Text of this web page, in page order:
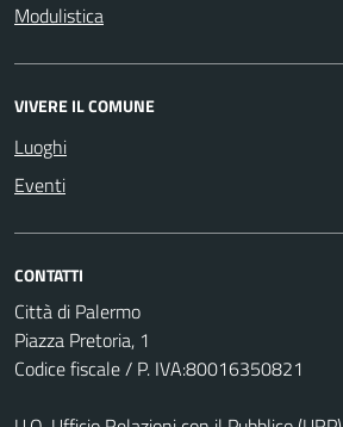
Modulistica
VIVERE IL COMUNE
Luoghi
Eventi
CONTATTI
Città di Palermo
Piazza Pretoria, 1
Codice fiscale / P. IVA:80016350821